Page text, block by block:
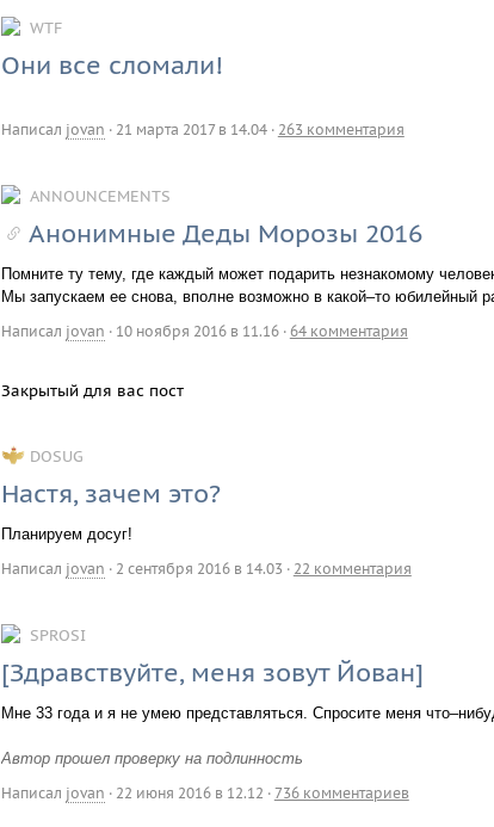
WTF
Они все сломали!
Написал jovan · 21 марта 2017 в 14.04· 263 комментария
ANNOUNCEMENTS
Анонимные Деды Морозы 2016
Помните ту тему, где каждый может подарить незнакомому
Мы запускаем ее снова, вполне возможно в какой–то юбилейный
Написал jovan · 10 ноября 2016 в 11.16· 64 комментария
Закрытый для вас пост
DOSUG
Настя, зачем это?
Планируем досуг!
Написал jovan · 2 сентября 2016 в 14.03 · 22 комментария
SPROSI
[Здравствуйте, меня зовут Йован]
Мне 33 года и я не умею представляться. Спросите меня
Автор прошел проверку на подлинность
Написал jovan · 22 июня 2016 в 12.12 · 736 комментариев